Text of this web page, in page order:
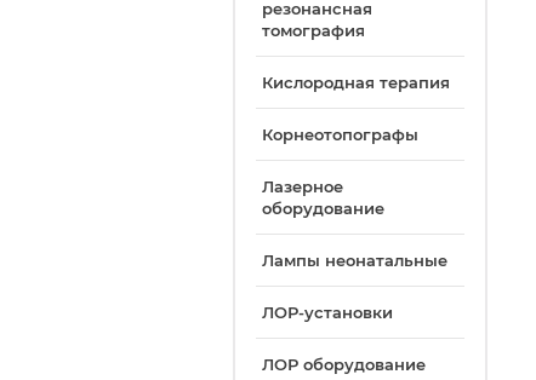
резонансная
томография
Кислородная терапия
Корнеотопографы
Лазерное
оборудование
Лампы неонатальные
ЛОР-установки
ЛОР оборудование